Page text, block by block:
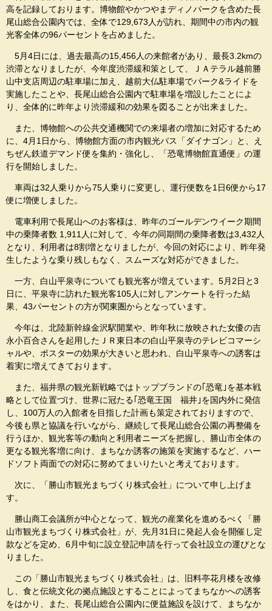
高を記録しております。博物館やかつやまディノパークを含めた長
尾山総合公園内では、全体で129,673人が訪れ、期間中の市内の観
光客全体の96パーセントを占めました。
5月4日には、過去最高の15,456人の来館者があり、最長3.2kmの
渋滞となりましたが、今年度渋滞緩和策として、ＪＡテラル越前勝
山中支店周辺の駐車場に加え、越前大仏駐車場でパーク&ライドを
実施したことや、長尾山総合公園内で駐車場を増設したことによ
り、全体的に昨年より渋滞緩和の効果を図ることが出来ました。
また、博物館への公共交通機関での来場者の増加に対応するため
に、4月1日から、博物館方面の市内観光バス「ダイナゴン」と、え
ちぜん鉄道デマンド便を集約・強化し、「恐竜博物館直通便」の運
行を開始しました。
車両は32人乗りから75人乗りに変更し、運行便数を1日6便から17
便に増便しました。
電車利用で長尾山へのお客様は、昨年のゴールデンウイーク期間
中の乗降者数 1,911人に対して、今年の同期間の乗降者数は3,432人
となり、利用者は8割増となりましたが、今回の対応により、昨年発
生したような乗り残しもなく、スムーズな対応ができました。
一方、白山平泉寺についても観光客が増えています。5月2日と3
日に、平泉寺に訪れた観光客105人に対しアンケートを行った結
果、43パーセントの方が関東圏からとなっています。
今年は、北陸新幹線金沢駅開業や、昨年秋に放映された女優の吉
永小百合さんを起用したＪＲ東日本の白山平泉寺のテレビコマーシ
ャルや、ポスターの効果が大きいと思われ、白山平泉寺への誘客は
着実に増えてきております。
また、福井県の観光新戦略ではトップブランドの｢恐竜｣を基本戦
略として位置づけ、世界に冠たる｢恐竜王国 福井｣を国内外に発信
し、100万人の入館者を目指した計画も策定されておりますので、
今後も県と協議を行いながら、継続して長尾山総合公園の再整備を
行うほか、観光客等の動向と利用者ニーズを把握し、勝山市全体の
更なる観光客増に向け、まちなか誘客の施策を実施するなど、ハー
ドソフト両面での対応に努めてまいりたいと考えております。
次に、「勝山市観光まちづくり株式会社」について申し上げま
す。
勝山商工会議所が中心となって、観光の産業化を進めるべく「勝
山市観光まちづくり株式会社」が、先月31日に発起人会を開催し定
款などを定め、6月中旬に設立登記申請を行って会社設立の運びとな
りました。
この「勝山市観光まちづくり株式会社」は、旧料亭花月楼を改修
し、食と伝統文化の拠点施設とすることによってまちなかへの誘客
をはかり、また、長尾山総合公園内に便益施設を設けて、まちなか